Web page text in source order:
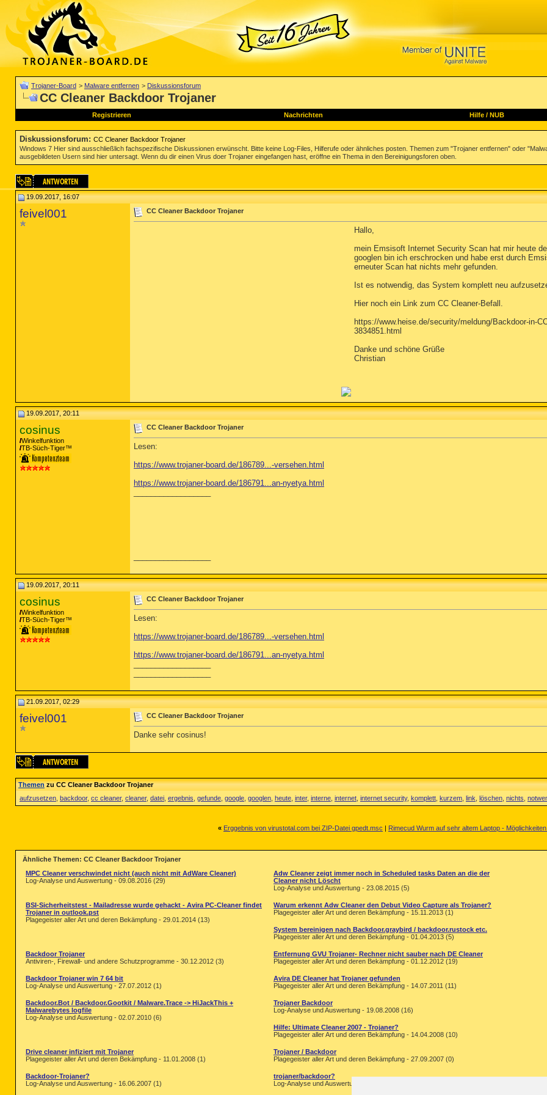
Trojaner-Board > Malware entfernen > Diskussionsforum
CC Cleaner Backdoor Trojaner
Registrieren Nachrichten Hilfe/ NUB
Diskussionsforum: CC Cleaner Backdoor Trojaner
Windows 7 Hier sind ausschließlich fachspezifische Diskussionen erwünscht. Bitte keine Log-Files, Hilferufe oder ähnliches posten. Themen zum "Trojaner entfernen" oder
ausgebildeten Usern sind hier untersagt. Wenn du dir einen Virus doer Trojaner eingefangen hast, eröffne ein Thema in den Bereinigungsforen oben.
19.09.2017, 16:07
feivel001 CC Cleaner Backdoor Trojaner
Hallo,
mein Emsisoft Internet Security Scan hat mir heute
googlen bin ich erschrocken und habe erst durch
erneuter Scan hat nichts mehr gefunden.
Ist es notwendig, das System komplett neu
Hier noch ein Link zum CC Cleaner-Befall.
https://www.heise.de/security/meldung/Backdoor-in-
3834851.html
Danke und schöne Grüße
Christian
19.09.2017, 20:11
cosinus
Winkelfunktion
TB-Süch-Tiger™
CC Cleaner Backdoor Trojaner
Lesen:
https://www.trojaner-board.de/186789...-versehen.html
https://www.trojaner-board.de/186791...an-nyetya.html
19.09.2017, 20:11
cosinus
Winkelfunktion
TB-Süch-Tiger™
CC Cleaner Backdoor Trojaner
Lesen:
https://www.trojaner-board.de/186789...-versehen.html
https://www.trojaner-board.de/186791...an-nyetya.html
21.09.2017, 02:29
feivel001 CC Cleaner Backdoor Trojaner
Danke sehr cosinus!
Themenzu CC Cleaner Backdoor Trojaner
aufzusetzen backdoor, cc cleaner, cleaner, datei ergebnis gefunde google googlen heute inter, interne internet internet security, komplett kurzem link löschen nichts
« Erggebnis von virustotal.com bei ZIP-Datei gpedt.msc | Rimecud Wurm auf sehr altem Laptop -
Ähnliche Themen: CC Cleaner Backdoor Trojaner
MPC Cleaner verschwindet nicht (auch nicht mit AdWare Cleaner)
Log-Analyse und Auswertung - 09.08.2016 (29)
Adw Cleaner zeigt immer noch in Scheduled tasks Daten an die der
Cleaner nicht Löscht
Log-Analyse und Auswertung - 23.08.2015 (5)
BSI-Sicherheitstest - Mailadresse wurde gehackt - Avira PC-Cleaner findet
Trojaner in outlook.pst
Plagegeister aller Art und deren Bekämpfung - 29.01.2014 (13)
Warum erkennt Adw Cleaner den Debut Video Capture als Trojaner?
Plagegeister aller Art und deren Bekämpfung - 15.11.2013 (1)
System bereinigen nach Backdoor.graybird / backdoor.rustock etc.
Plagegeister aller Art und deren Bekämpfung - 01.04.2013 (5)
Backdoor Trojaner
Antiviren-, Firewall- und andere Schutzprogramme - 30.12.2012 (3)
Entfernung GVU Trojaner- Rechner nicht sauber nach DE Cleaner
Plagegeister aller Art und deren Bekämpfung - 01.12.2012 (19)
Backdoor Trojaner win 7 64 bit
Log-Analyse und Auswertung - 27.07.2012 (1)
Avira DE Cleaner hat Trojaner gefunden
Plagegeister aller Art und deren Bekämpfung - 14.07.2011 (11)
Backdoor.Bot / Backdoor.Gootkit / Malware.Trace -> HiJackThis +
Malwarebytes logfile
Log-Analyse und Auswertung - 02.07.2010 (6)
Trojaner Backdoor
Log-Analyse und Auswertung - 19.08.2008 (16)
Hilfe: Ultimate Cleaner 2007 - Trojaner?
Plagegeister aller Art und deren Bekämpfung - 14.04.2008 (10)
Drive cleaner infiziert mit Trojaner
Plagegeister aller Art und deren Bekämpfung - 11.01.2008 (1)
Trojaner / Backdoor
Plagegeister aller Art und deren Bekämpfung - 27.09.2007 (0)
Backdoor-Trojaner?
Log-Analyse und Auswertung - 16.06.2007 (1)
trojaner/backdoor?
Log-Analyse und Auswertung - 02.04.2007 (1)